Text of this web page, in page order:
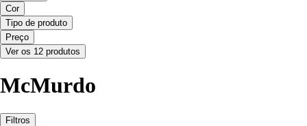
Cor
Tipo de produto
Preço
Ver os 12 produtos
McMurdo
Filtros